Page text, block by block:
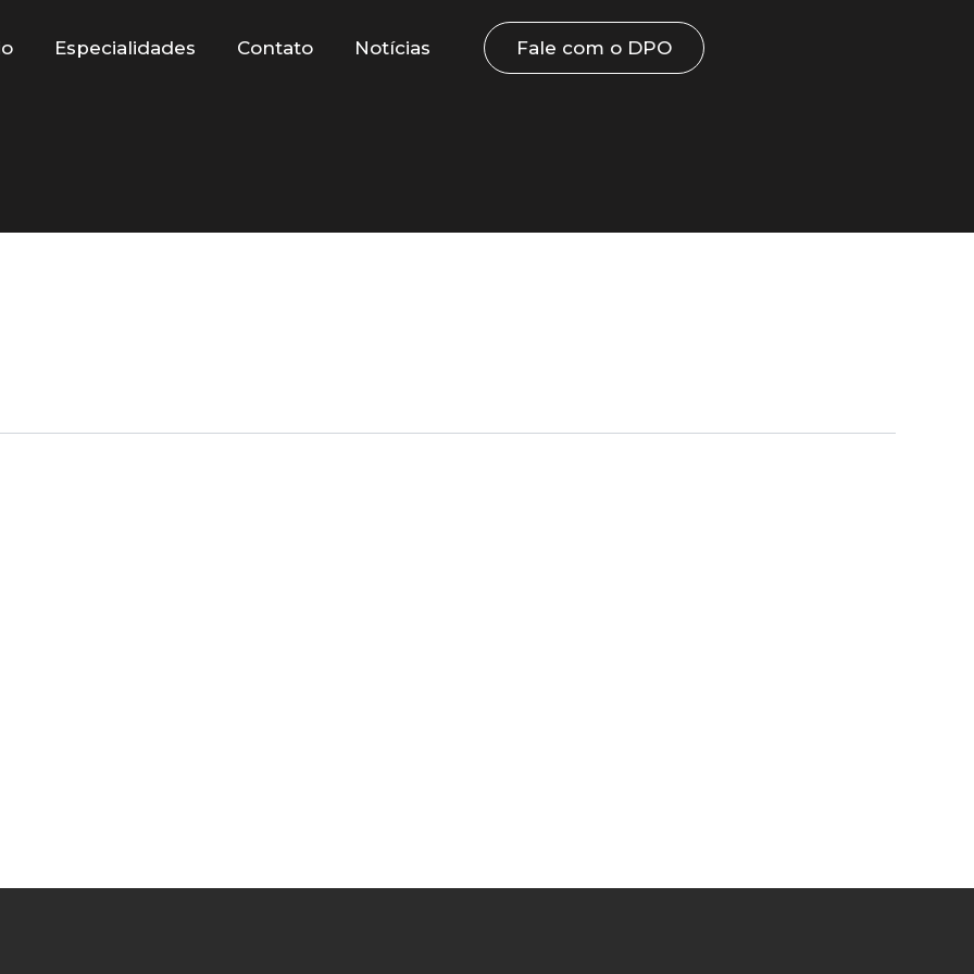
Especialidades Contato Notícias Fale com o DPO